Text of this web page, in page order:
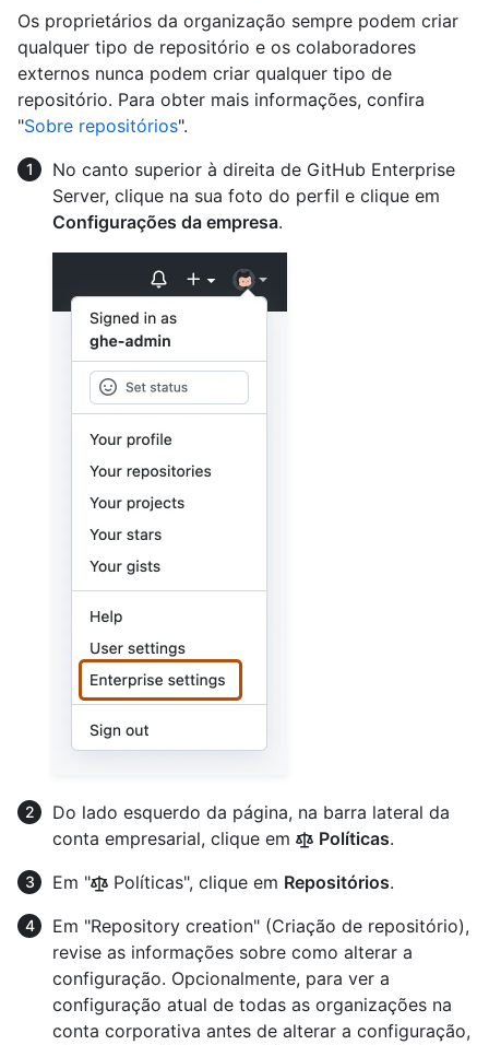
Os proprietários da organização sempre podem criar
qualquer tipo de repositório e os colaboradores
externos nunca podem criar qualquer tipo de
repositório. Para obter mais informações, confira
"Sobre repositórios".
No canto superior à direita de GitHub Enterprise
Server, clique na sua foto do perfil e clique em
Configurações da empresa.
Do lado esquerdo da página, na barra lateral da
conta empresarial, clique em
Políticas.
Em "
Políticas", clique em Repositórios.
Em "Repository creation" (Criação de repositório),
revise as informações sobre como alterar a
configuração. Opcionalmente, para ver a
configuração atual de todas as organizações na
conta corporativa antes de alterar a configuração,